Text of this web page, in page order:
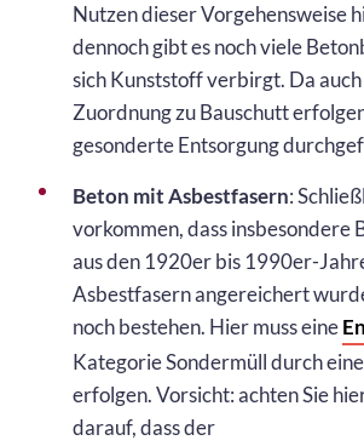
Nutzen dieser Vorgehensweise
dennoch gibt es noch viele
sich Kunststoff verbirgt. Da
Zuordnung zu Bauschutt
gesonderte Entsorgung
Beton mit Asbestfasern:
vorkommen, dass insbesondere
aus den 1920er bis 1990er-
Asbestfasern angereichert
noch bestehen. Hier muss eine
Kategorie Sondermüll durch
erfolgen. Vorsicht: achten Sie
darauf, dass der